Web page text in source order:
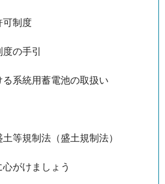
可制度
の手引
系統用蓄電池の取扱い
等規制法（盛土規制法）
がけましょう